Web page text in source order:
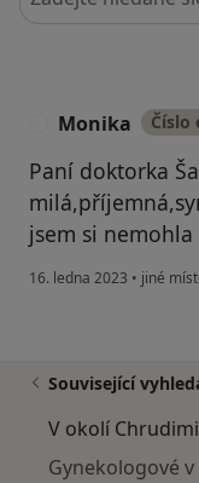
Monika Číslo
Paní doktorka
jsem si
16. ledna 2023 • jiné
Související
V okolí Chrudimi
Gynekologové